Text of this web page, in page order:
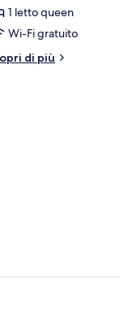
1 letto queen
Wi-Fi gratuito
di più